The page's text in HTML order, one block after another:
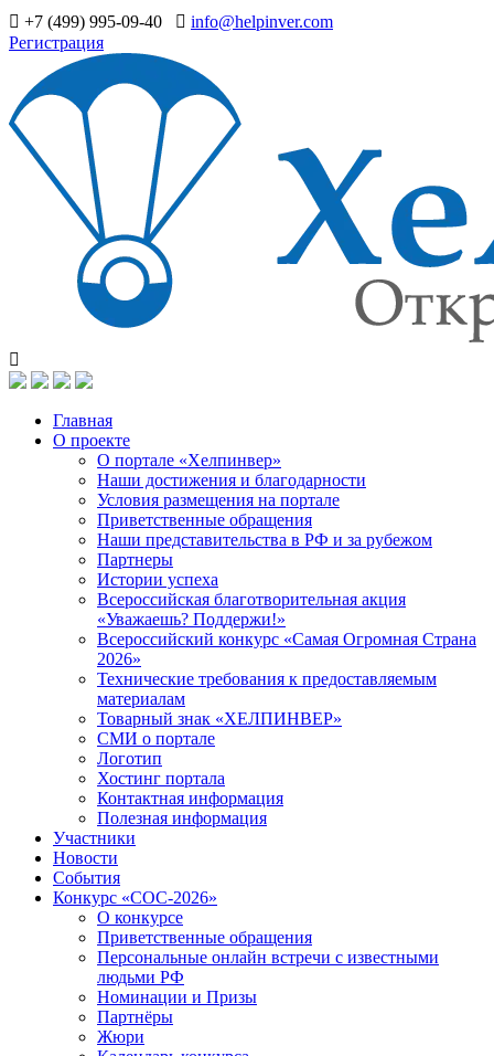
+7 (499) 995-09-40
info@helpinver.com
Регистрация
Главная
О проекте
О портале «Хелпинвер»
Наши достижения и благодарности
Условия размещения на портале
Приветственные обращения
Наши представительства в РФ и за рубежом
Партнеры
Истории успеха
Всероссийская благотворительная акция
«Уважаешь? Поддержи!»
Всероссийский конкурс «Самая Огромная Страна
2026»
Технические требования к предоставляемым
материалам
Товарный знак «ХЕЛПИНВЕР»
СМИ о портале
Логотип
Хостинг портала
Контактная информация
Полезная информация
Участники
Новости
События
Конкурс «СОС-2026»
О конкурсе
Приветственные обращения
Персональные онлайн встречи с известными
людьми РФ
Номинации и Призы
Партнёры
Жюри